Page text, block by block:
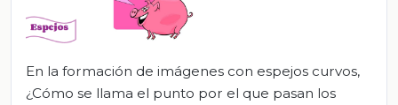
En la formación de imágenes con espejos curvos,
¿Cómo se llama el punto por el que pasan los